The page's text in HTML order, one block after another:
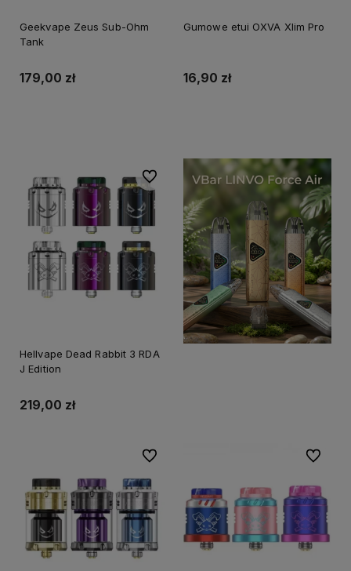
Geekvape Zeus Sub-Ohm
Tank
179,00 zł
Gumowe etui OXVA Xlim Pro
16,90 zł
Hellvape Dead Rabbit 3 RDA
J Edition
219,00 zł
Do ulubionych
Do ulubionych Do